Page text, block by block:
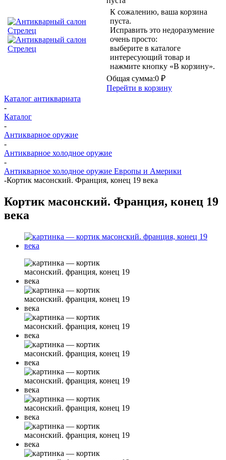
К сожалению, ваша корзина
пуста.
Исправить это недоразумение
очень просто:
выберите в каталоге
интересующий товар и
нажмите кнопку «В корзину».
Общая сумма:0 ₽
Перейти в корзину
Каталог антиквариата
-
Каталог
-
Антикварное оружие
-
Антикварное холодное оружие
-
Антикварное холодное оружие Европы и Америки
-Кортик масонский. Франция, конец 19 века
Кортик масонский. Франция, конец 19
века